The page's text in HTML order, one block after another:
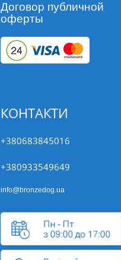
Договор публичной
оферты
КОНТАКТИ
+380683845016
+380933549649
info@bronzedog.ua